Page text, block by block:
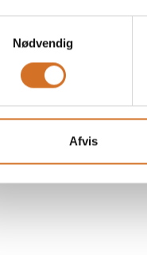
Nødvendig
Afvis